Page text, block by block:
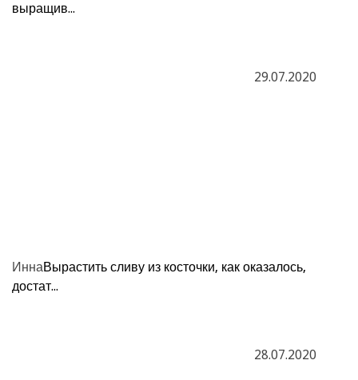
выращив...
29.07.2020
ИннаВырастить сливу из косточки, как оказалось,
достат...
28.07.2020